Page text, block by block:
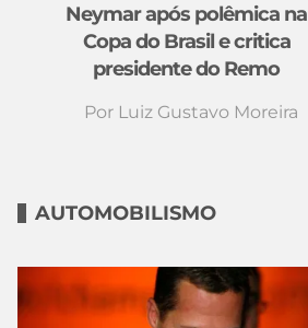
Neymar após polêmica na
Copa do Brasil e critica
presidente do Remo
Por Luiz Gustavo Moreira
AUTOMOBILISMO